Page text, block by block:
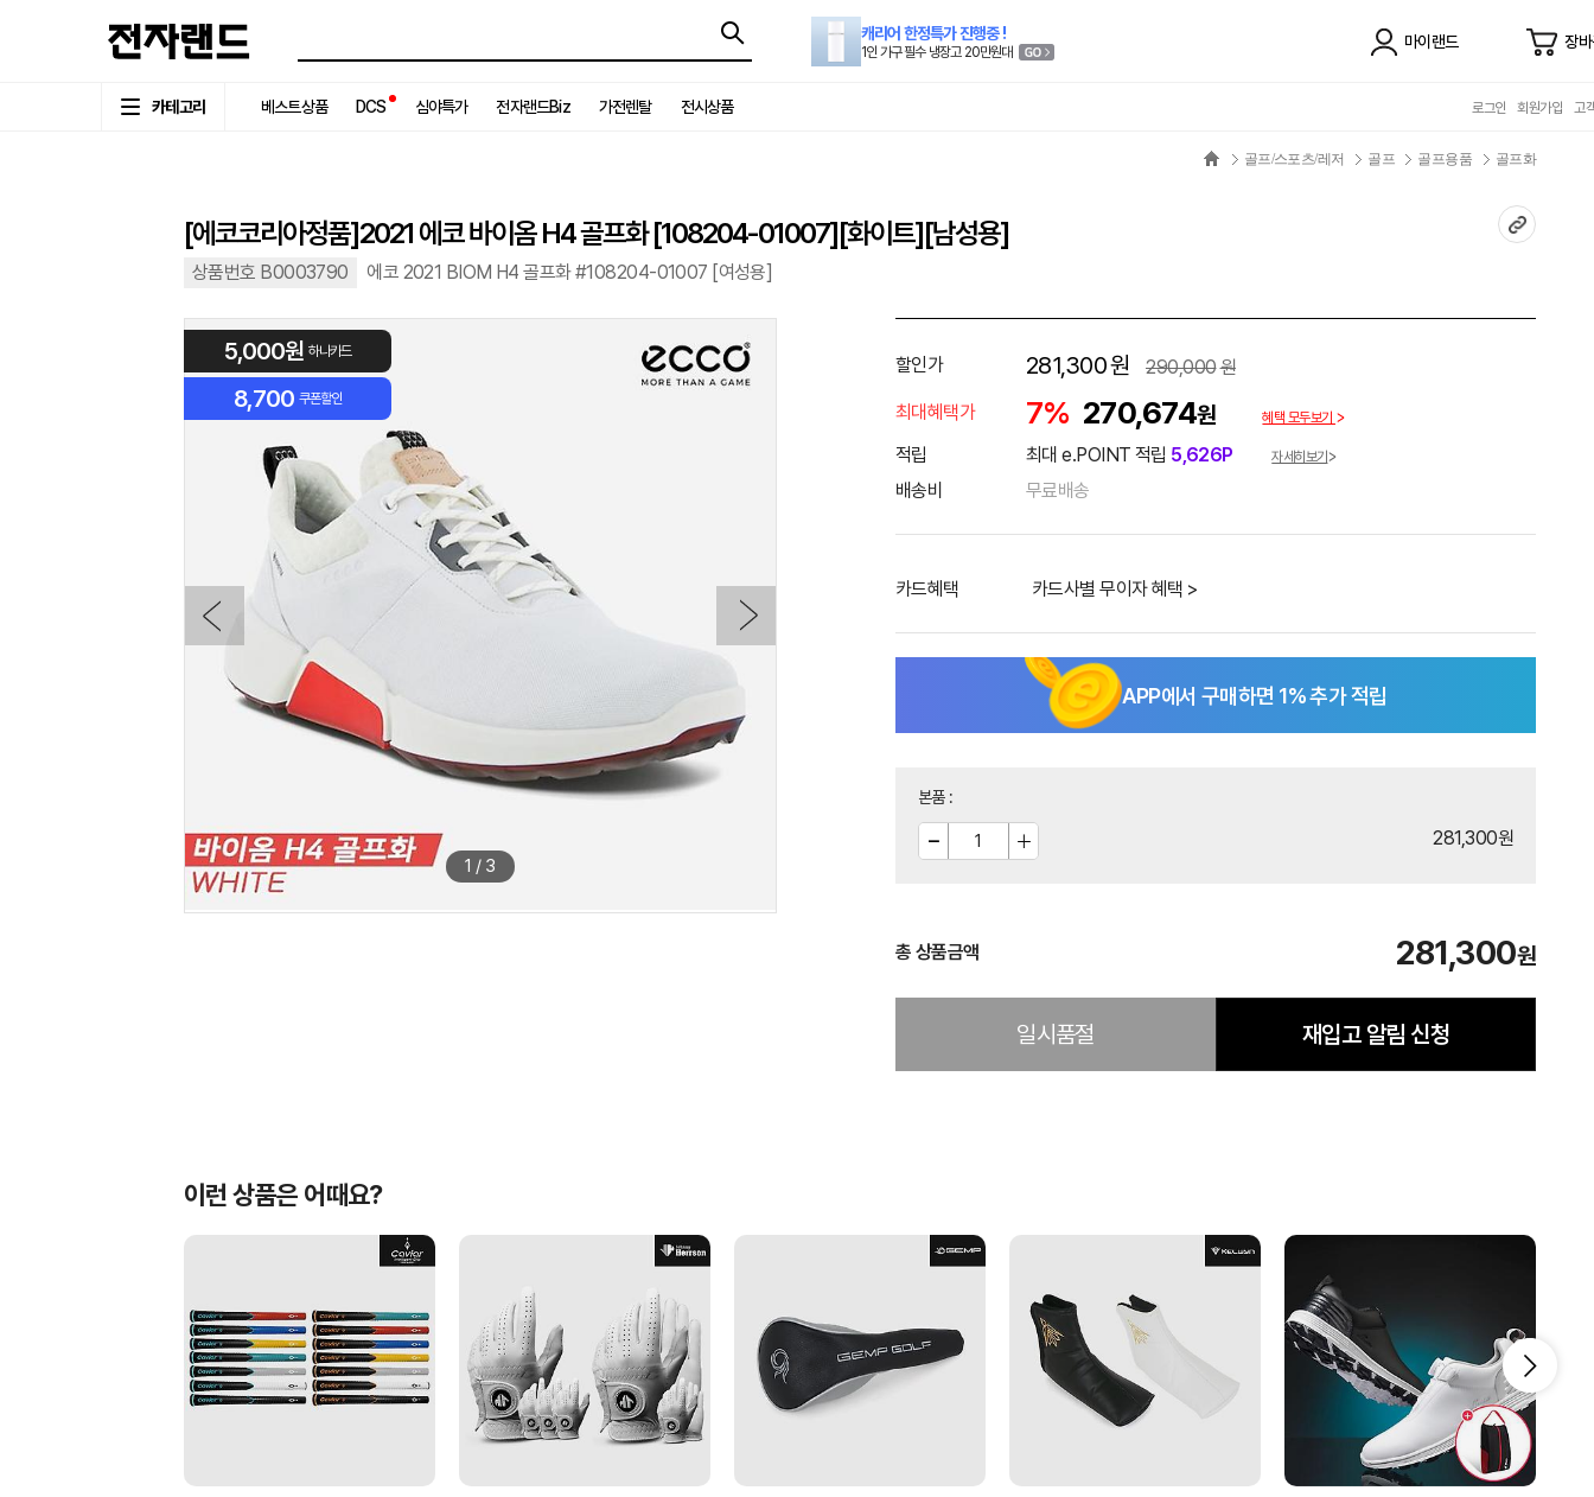
캐리어 한정특가 진행중 !
1인 가구 필수 냉장고 20만원대
마이랜드 장
카테고리 베스트상품 DCS 심야특가 전자랜드Biz 가전렌탈 전시상품 로그인 회원가입 고
골프/스포츠/레저 골프 골프용품 골프화
[에코코리아정품]2021 에코 바이옴 H4 골프화 [108204-01007][화이트][남성용]
상품번호 B0003790 에코 2021 BIOM H4 골프화 #108204-01007 [여성용]
5,000원 하나카드
8,700 쿠폰할인
1 / 3
할인가 281,300원 290,000원
최대혜택가
7% 270,674원 혜택 모두보기
적립 최대 e.POINT 적립 5,626P 자세히보기
배송비 무료배송
카드혜택 카드사별 무이자 혜택 >
APP에서 구매하면 1% 추가 적립
본품:
281,300원
총 상품금액 281,300원
일시품절 재입고 알림 신청
이런 상품은 어때요?